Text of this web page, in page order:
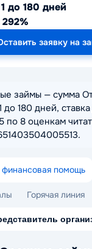
до 180 дней
заявку на
займы — сумма
180 дней,
по 8 оценкам
помощь
Горячая линия